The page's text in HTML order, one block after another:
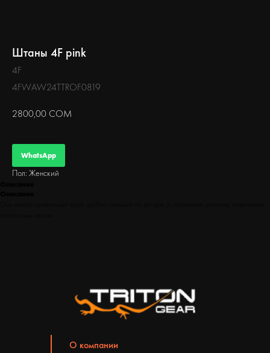
Штаны 4F pink
4F
4FWAW24TTROF0819
2800,00 СОМ
WhatsApp
Пол: Женский
О компании